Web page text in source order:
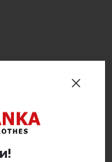
(бежева